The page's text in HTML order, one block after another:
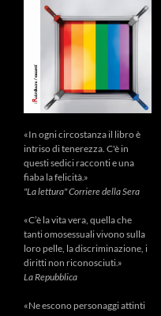
«In ogni circostanza il libro è
intriso di tenerezza. C'è in
questi sedici racconti e una
fiaba la felicità.»
"La lettura" Corriere della Sera
«C’è la vita vera, quella che
tanti omosessuali vivono sulla
loro pelle, la discriminazione, i
diritti non riconosciuti.»
La Repubblica
«Ne escono personaggi attinti